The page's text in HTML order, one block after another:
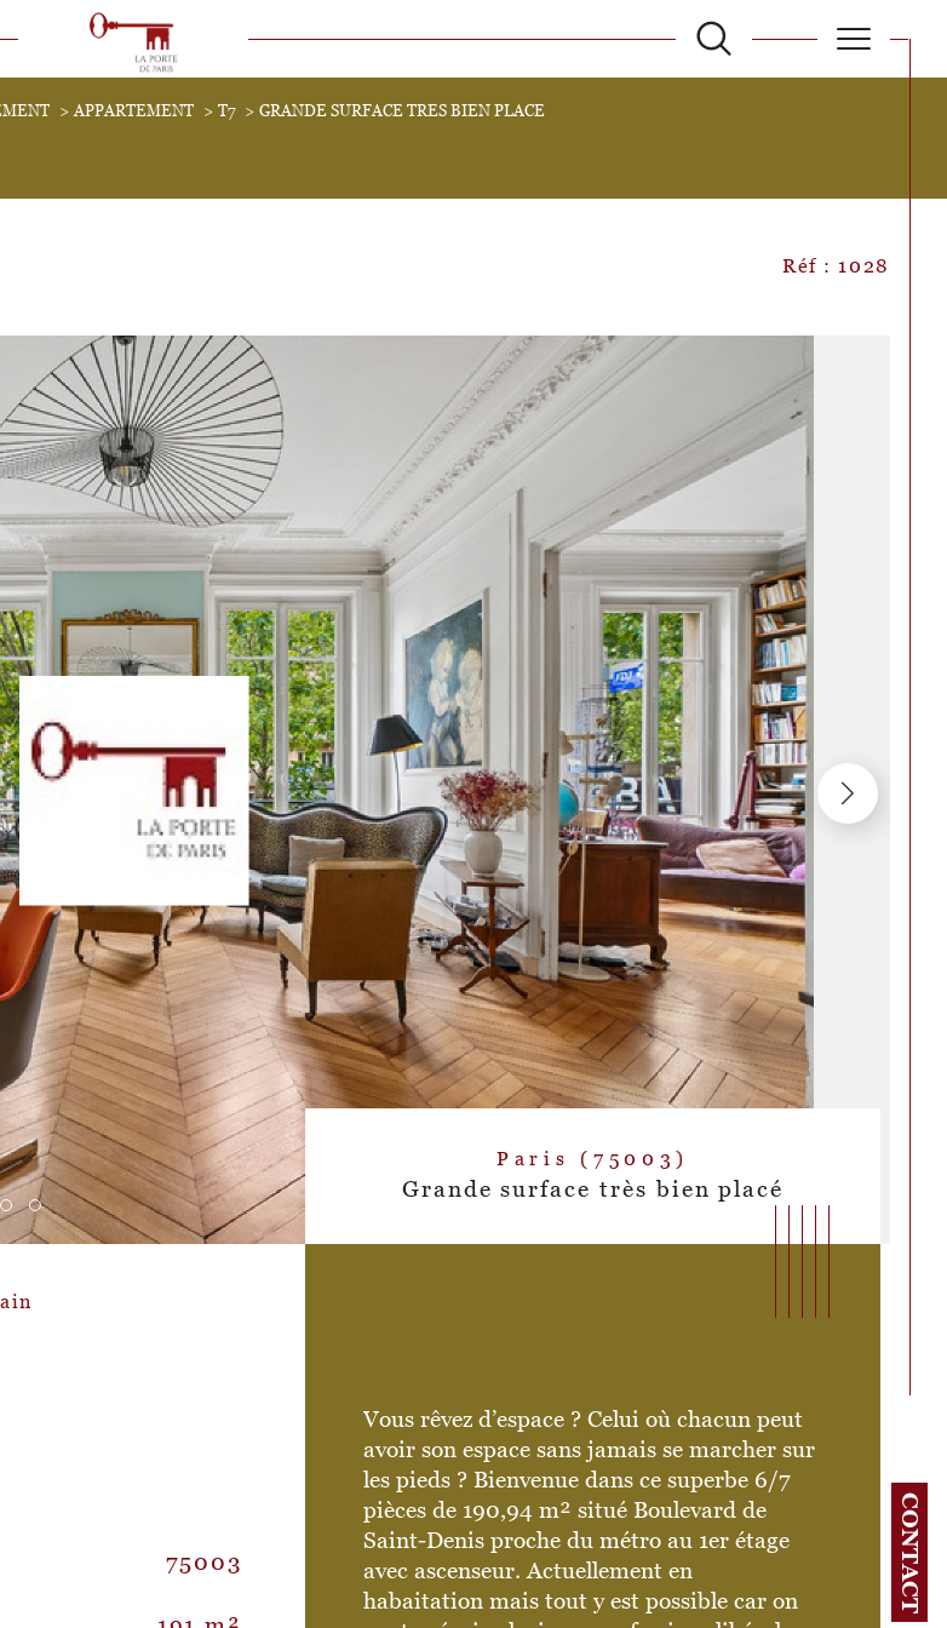
CONTACT
1 BUDGET filtrer
LES1ANNONCES
APPARTEMENT T7 GRANDE SURFACE TRES BIEN PLACE
Réf : 1028
Paris (75003)
Grande surface très bien placé
75003 Valeurs
Nombre de pièces
Vous rêvez d’espace ? Celui où chacun peut
avoir son espace sans jamais se marcher sur
les pieds ? Bienvenue dans ce superbe 6/7
pièces de 190,94 m² situé Boulevard de
Saint-Denis proche du métro au 1er étage
avec ascenseur. Actuellement en
habaitation mais tout y est possible car on